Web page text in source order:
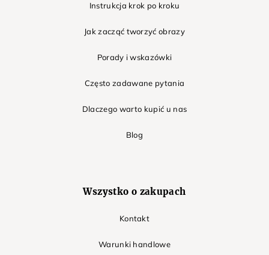
Instrukcja krok po kroku
Jak zacząć tworzyć obrazy
Porady i wskazówki
Często zadawane pytania
Dlaczego warto kupić u nas
Blog
Wszystko o zakupach
Kontakt
Warunki handlowe